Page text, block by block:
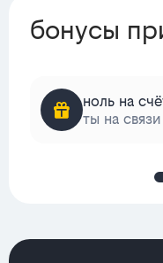
бонусы
ноль на
ты на связи